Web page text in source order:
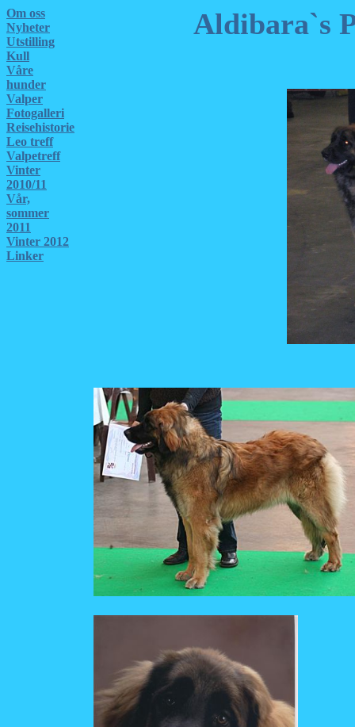
Om oss
Nyheter
Utstilling
Kull
Våre
hunder
Valper
Fotogalleri
Reisehistorie
Leo treff
Valpetreff
Vinter
2010/11
Vår,
sommer
2011
Vinter 2012
Linker
Aldibara`s